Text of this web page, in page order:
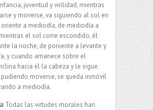
juventud y virilidad, mientras
y moverse, va siguiendo al sol en
a mediodía, de mediodía a
el sol corre escondido, él
la noche, de poniente a levante y
y cuando amanece sobre el
hacia él la cabeza y le sigue.
moverse, se queda inmóvil
a mediodía.
: Todas las virtudes morales han